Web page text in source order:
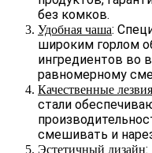
без комков.
Удобная чаша:
широким горлом
ингредиентов во
равномерному
Качественные лезвия
стали
смешивать и
Эстетичный дизайн: